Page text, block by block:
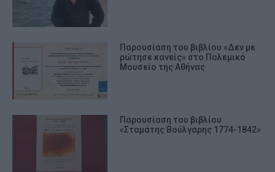
Παρουσίαση του βιβλίου «Δεν με
ρώτησε κανείς» στο Πολεμικό
Μουσείο της Αθήνας
Παρουσίαση του βιβλίου
«Σταμάτης Βούλγαρης 1774-1842»